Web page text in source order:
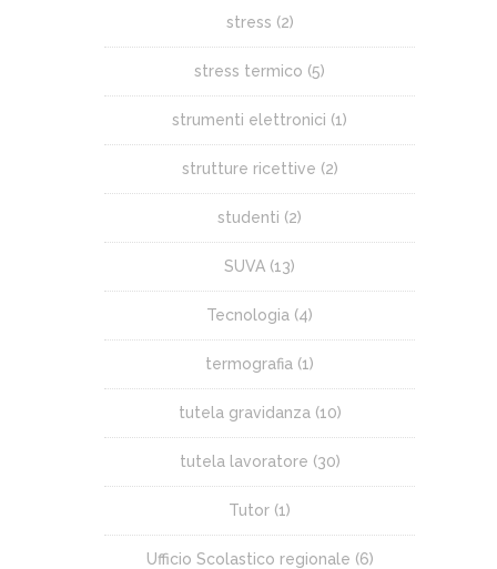
stress (2)
stress termico (5)
strumenti elettronici (1)
strutture ricettive (2)
studenti (2)
SUVA (13)
Tecnologia (4)
termografia (1)
tutela gravidanza (10)
tutela lavoratore (30)
Tutor (1)
Ufficio Scolastico regionale (6)